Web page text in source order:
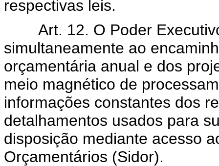
respectivas leis.
Art. 12. O Poder
simultaneamente ao
orçamentária anual e dos
meio magnético de
informações constantes dos
detalhamentos usados para
disposição mediante acesso
Orçamentários (Sidor).